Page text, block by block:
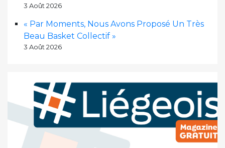
3 Août 2026
« Par Moments, Nous Avons Proposé Un Très
Beau Basket Collectif »
3 Août 2026